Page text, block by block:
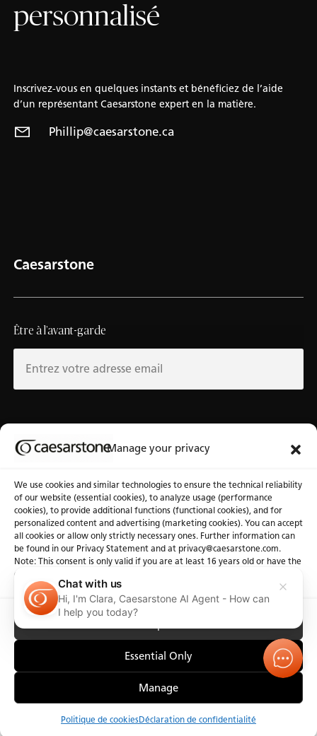
Manage your privacy
We use cookies and similar technologies to ensure the technical reliability
of our website (essential cookies), to analyze usage (performance
cookies), to provide additional functions (functional cookies), and for
personalized content and advertising (marketing cookies). You can accept
all cookies or allow only strictly necessary ones. Further information can
be found in our Privacy Statement and at privacy@caesarstone.com.
Note: This consent is only valid if you are at least 16 years old or have the
consent of your parent or guardian
Essential Only
Manage
Politique de cookiesDéclaration de confidentialité
comparer Commander des échantillons
personnalisé
Inscrivez-vous en quelques instants et bénéficiez de l’aide
d’un représentant Caesarstone expert en la matière.
Phillip@caesarstone.ca
Caesarstone
Être à l’avant-garde
Pourquoi Caesarstone Communiquez avec nous
Confidentialité Politique de cookies
Avis d’accessibilité
Chat with us
Hi, I'm Clara, Caesarstone AI Agent - How can
I help you today?